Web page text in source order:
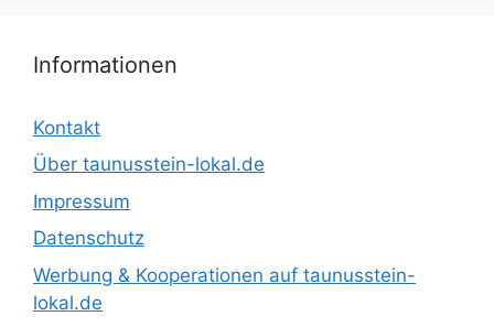
Informationen
Kontakt
Über taunusstein-lokal.de
Impressum
Datenschutz
Werbung & Kooperationen auf taunusstein-
lokal.de